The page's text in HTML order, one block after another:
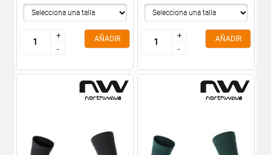
+
-
+
-
AÑADIR
+
-
+
-
AÑADIR